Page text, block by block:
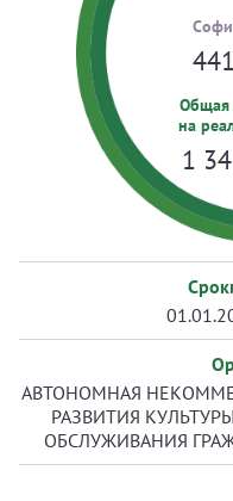
Общая
на
1
АВТОНОМНАЯ
РАЗВИТИЯ
ОБСЛУЖИВАНИЯ